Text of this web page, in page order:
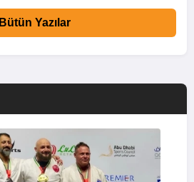
Bütün Yazılar